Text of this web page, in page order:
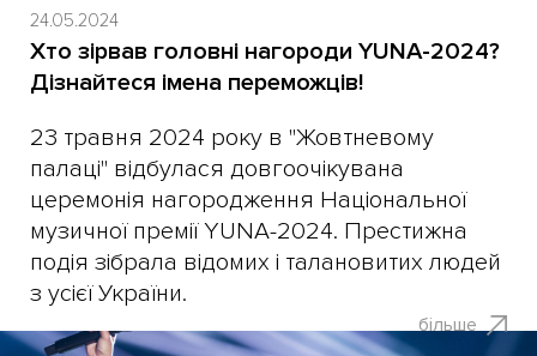
24.05.2024
Хто зірвав головні нагороди YUNA-2024?
Дізнайтеся імена переможців!
​23 травня 2024 року в "Жовтневому
палаці" відбулася довгоочікувана
церемонія нагородження Національної
музичної премії YUNA-2024. Престижна
подія зібрала відомих і талановитих людей
з усієї України.
більше